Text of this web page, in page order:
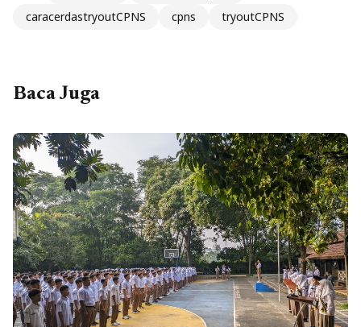
caracerdastryoutCPNS
cpns tryoutCPNS
Baca Juga